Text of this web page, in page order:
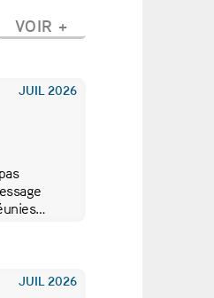
VOIR +
JUIL 2026
JUIL 2026